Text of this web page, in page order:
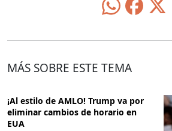
MÁS SOBRE ESTE TEMA
¡Al estilo de AMLO! Trump va por
eliminar cambios de horario en
EUA